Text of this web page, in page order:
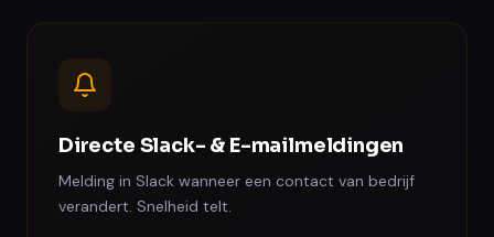
Directe Slack- & E-mailmeldingen
Melding in Slack wanneer een contact van bedrijf
verandert. Snelheid telt.